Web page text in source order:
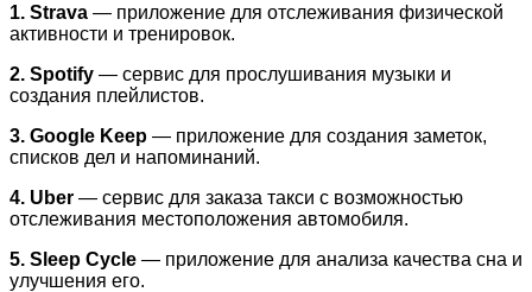
1. Strava — приложение для отслеживания физической
активности и тренировок.
2. Spotify — сервис для прослушивания музыки и
создания плейлистов.
3. Google Keep — приложение для создания заметок,
списков дел и напоминаний.
4. Uber — сервис для заказа такси с возможностью
отслеживания местоположения автомобиля.
5. Sleep Cycle — приложение для анализа качества сна и
улучшения его.